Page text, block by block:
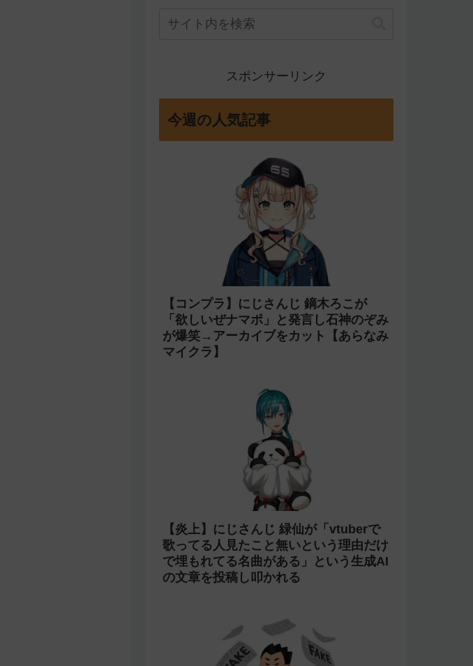
スポンサーリンク
今週の人気記事
【コンプラ】にじさんじ 鏑木ろこが
「欲しいぜナマポ」と発言し石神のぞみ
が爆笑→アーカイブをカット【あらなみ
マイクラ】
【炎上】にじさんじ 緑仙が「vtuberで
歌ってる人見たこと無いという理由だけ
で埋もれてる名曲がある」という生成AI
の文章を投稿し叩かれる